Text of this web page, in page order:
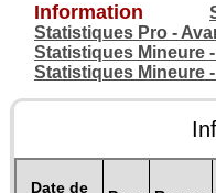
Information
Statistiques Pro -
Statistiques Mineure
Statistiques Mineure
Date de